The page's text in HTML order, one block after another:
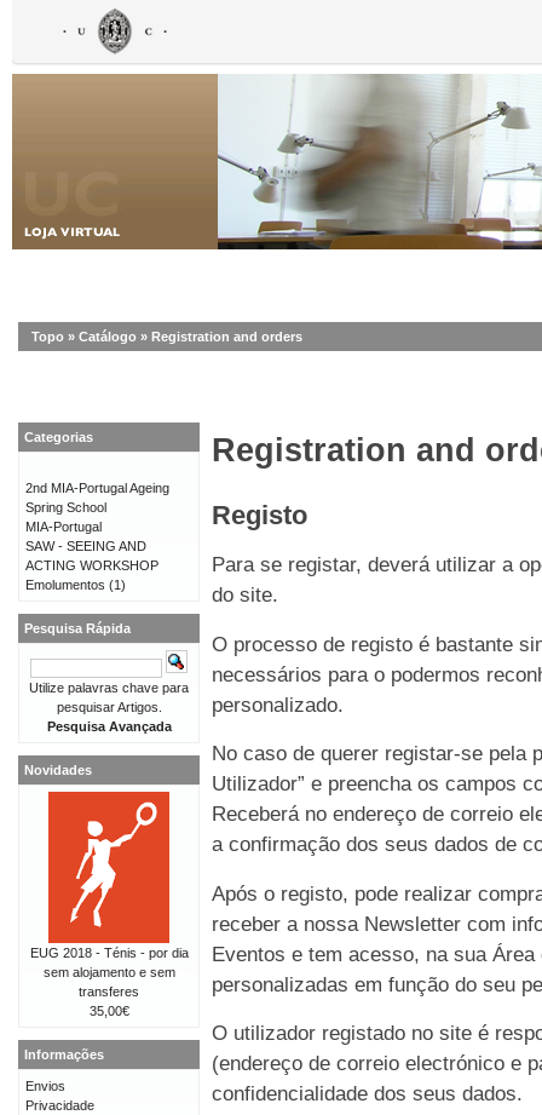
Topo » Catálogo » Registration and orders
Registration and
Registo
Para se registar, deverá utilizar a
do site.
O processo de registo é bastante
necessários para o podermos
personalizado.
No caso de querer registar-se pela
Utilizador” e preencha os campos
Receberá no endereço de correio
a confirmação dos seus dados de
Após o registo, pode realizar
receber a nossa Newsletter com
Eventos e tem acesso, na sua
personalizadas em função do seu
O utilizador registado no site é
(endereço de correio electrónico e
confidencialidade dos seus dados.
Categorias
2nd MIA-Portugal Ageing
Spring School
MIA-Portugal
SAW - SEEING AND
ACTING WORKSHOP
Emolumentos (1)
Pesquisa Rápida
Utilize palavras chave para
pesquisar Artigos.
Pesquisa Avançada
Novidades
EUG 2018 - Ténis - por dia
sem alojamento e sem
transferes
35,00€
Informações
Envios
Privacidade